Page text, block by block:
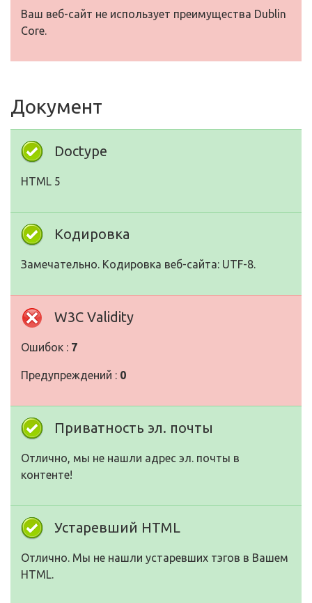
Ваш веб-сайт не использует преимущества Dublin
Core.
Документ
Doctype
HTML 5
Кодировка
Замечательно. Кодировка веб-сайта: UTF-8.
W3C Validity
Ошибок : 7
Предупреждений : 0
Приватность эл. почты
Отлично, мы не нашли адрес эл. почты в
контенте!
Устаревший HTML
Отлично. Мы не нашли устаревших тэгов в Вашем
HTML.